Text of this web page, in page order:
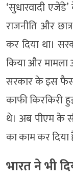
‘सुधारवादी
राजनीति और
कर दिया था।
किया और मामला
सरकार के इस
काफी किरकिरी
थे। अब पीएम के
का काम कर दिया
भारत ने भी